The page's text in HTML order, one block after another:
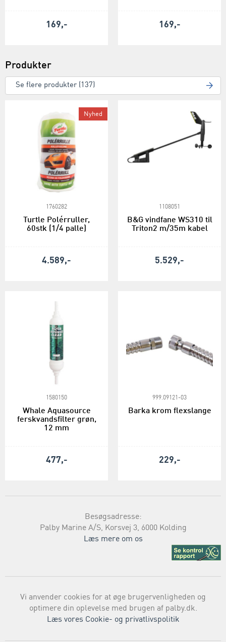
169,- 169,-
Produkter
Se flere produkter (137)
Nyhed
1760282
Turtle Polérruller,
60stk (1/4 palle)
4.589,-
1108051
B&G vindfane WS310 til
Triton2 m/35m kabel
5.529,-
1580150
Whale Aquasource
ferskvandsfilter grøn,
12 mm
477,-
999.09121-03
Barka krom flexslange
229,-
Besøgsadresse:
Palby Marine A/S, Korsvej 3, 6000 Kolding
Læs mere om os
Vi anvender cookies for at øge brugervenligheden og
optimere din oplevelse med brugen af palby.dk.
Læs vores Cookie- og privatlivspolitik